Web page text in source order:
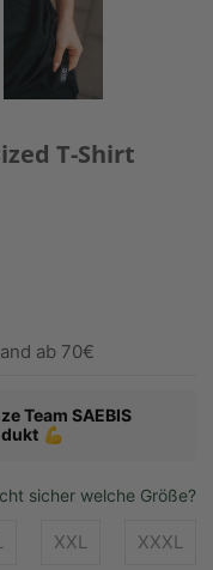
T-Shirt
ab 70€
Team SAEBIS
💪
sicher welche Größe?
XXL XXXL